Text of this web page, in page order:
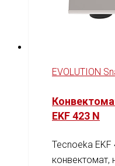
EVOLUTION
EKF 423 N
Tecnoeka EKF
конвектомат,